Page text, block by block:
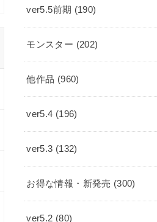
ver5.5前期 (190)
モンスター (202)
他作品 (960)
ver5.4 (196)
ver5.3 (132)
お得な情報・新発売 (300)
ver5.2 (80)